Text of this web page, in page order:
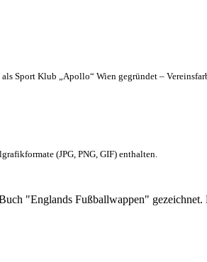
Sport Klub „Apollo“ Wien gegründet –
(JPG, PNG, GIF) enthalten.
"Englands Fußballwappen"